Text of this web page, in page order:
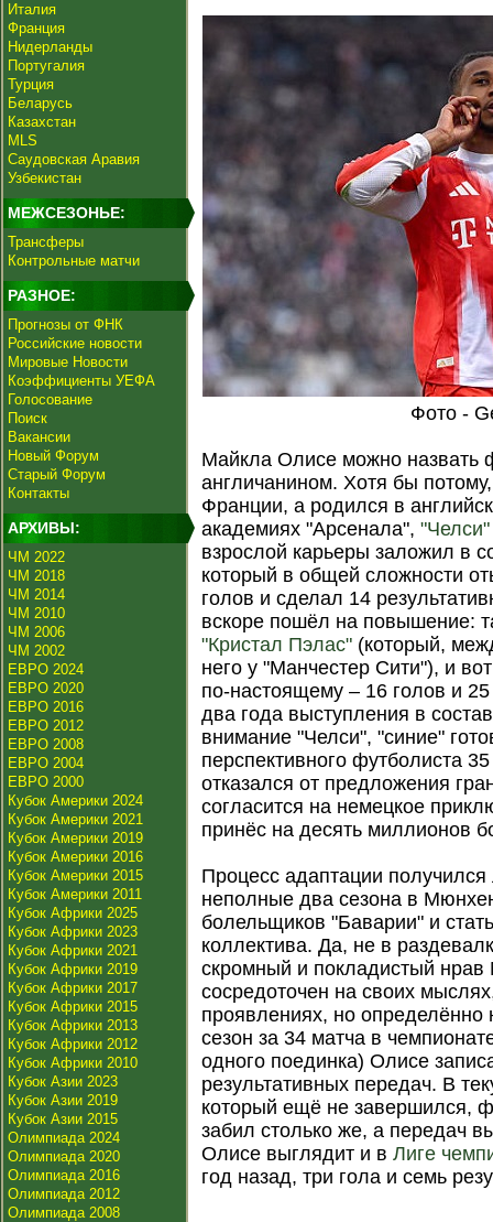
Италия
Франция
Нидерланды
Португалия
Турция
Беларусь
Казахстан
MLS
Саудовская Аравия
Узбекистан
МЕЖСЕЗОНЬЕ:
Трансферы
Контрольные матчи
РАЗНОЕ:
Прогнозы от ФНК
Российские новости
Мировые Новости
Коэффициенты УЕФА
Голосование
Поиск
Вакансии
Новый Форум
Старый Форум
Контакты
АРХИВЫ:
ЧМ 2022
ЧМ 2018
ЧМ 2014
ЧМ 2010
ЧМ 2006
ЧМ 2002
ЕВРО 2024
ЕВРО 2020
ЕВРО 2016
ЕВРО 2012
ЕВРО 2008
ЕВРО 2004
ЕВРО 2000
Кубок Америки 2024
Кубок Америки 2021
Кубок Америки 2019
Кубок Америки 2016
Кубок Америки 2015
Кубок Америки 2011
Кубок Африки 2025
Кубок Африки 2023
Кубок Африки 2021
Кубок Африки 2019
Кубок Африки 2017
Кубок Африки 2015
Кубок Африки 2013
Кубок Африки 2012
Кубок Африки 2010
Кубок Азии 2023
Кубок Азии 2019
Кубок Азии 2015
Олимпиада 2024
Олимпиада 2020
Олимпиада 2016
Олимпиада 2012
Олимпиада 2008
Фото -
Майкла Олисе можно назвать
англичанином. Хотя бы
Франции, а родился в
академиях "Арсенала","Челси"
взрослой карьеры заложил в
который в общей сложности
голов и сделал 14
вскоре пошёл на повышение:
"Кристал Пэлас" (который,
него у "Манчестер Сити"), и
по-настоящему – 16 голов и
два года выступления в
внимание "Челси", "синие"
перспективного футболиста
отказался от предложения
согласится на немецкое
принёс на десять миллионов
Процесс адаптации
неполные два сезона в
болельщиков "Баварии" и
коллектива. Да, не в
скромный и покладистый
сосредоточен на своих
проявлениях, но
сезон за 34 матча в
одного поединка) Олисе
результативных передач. В
который ещё не завершился,
забил столько же, а передач
Олисе выглядит и вЛиге
год назад, три гола и семь